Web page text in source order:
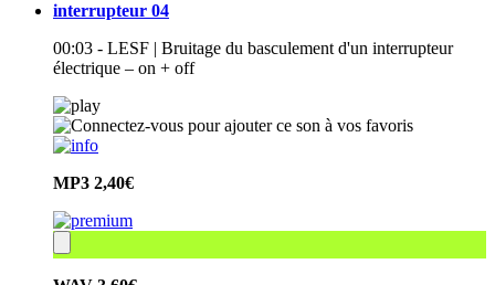
interrupteur 04
00:03 - LESF | Bruitage du basculement d'un interrupteur
électrique – on + off
MP3 2,40€